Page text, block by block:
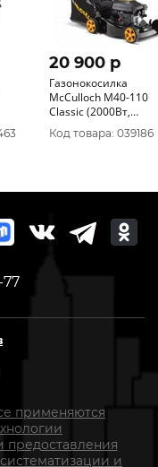
20 900 p
Газонокосилка
МсСulloch М40-110
Classic (2000Вт,
выс.скаш20-75мм,
шир.40см) 9676214-
Код товара: 039186
77
применяются
и